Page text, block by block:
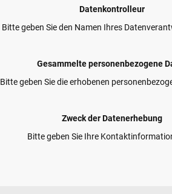
Datenkontrolleur
Bitte geben Sie den Namen Ihres
Gesammelte personenbezogene
Bitte geben Sie die erhobenen
Zweck der Datenerhebung
Bitte geben Sie Ihre